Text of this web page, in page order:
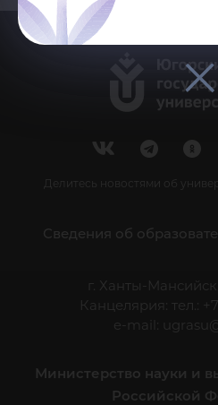
Делитесь новостями об
Сведения об
г. Ханты-
Канцелярия: тел.:
e-mail:
Министерство науки и
Российской